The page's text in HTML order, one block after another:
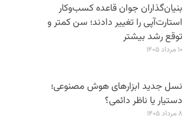
بنیان‌گذاران جوان قاعده کسب‌وکار
استارت‌آپی را تغییر دادند؛ سن‌ کمتر و
توقع رشد بیشتر
۱۰ مرداد ۱۴۰۵
نسل جدید ابزارهای هوش مصنوعی؛
دستیار یا ناظر دائمی؟
۸ مرداد ۱۴۰۵